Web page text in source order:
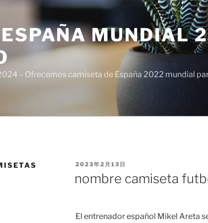
MUNDIAL
– Ofrecemos camiseta de España 2022 mundial
PUBLICADO
2023年2月13日
nombre camiseta
El entrenador español Mikel Areta